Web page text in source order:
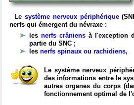
Le système nerveux périphérique
nerfs qui émergent du névraxe :
les nerfs crâniens à l'exception
partie du SNC ;
les nerfs spinaux ou rachidiens,
Le système nerveux
des informations entre le
autres organes du corps
fonctionnement optimal de